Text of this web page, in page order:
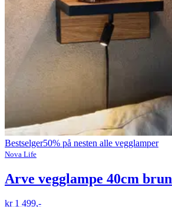
Bestselger50% på nesten alle vegglamper
Nova Life
Arve vegglampe 40cm brun
kr 1 499,-